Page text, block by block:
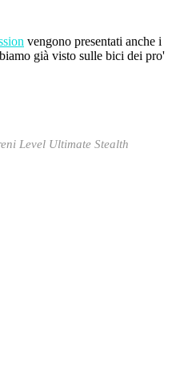
vengono presentati anche i
già visto sulle bici dei pro'
Level Ultimate Stealth